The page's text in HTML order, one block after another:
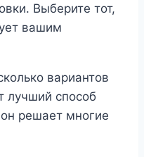
Выберите тот,
вашим
вариантов
лучший способ
он решает многие